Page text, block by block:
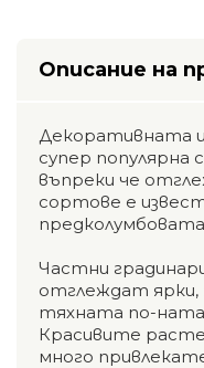
Описание на
Декоративната
супер
въпреки че
сортове е
Частни
отглеждат ярки,
тяхната по-
Красивите
много